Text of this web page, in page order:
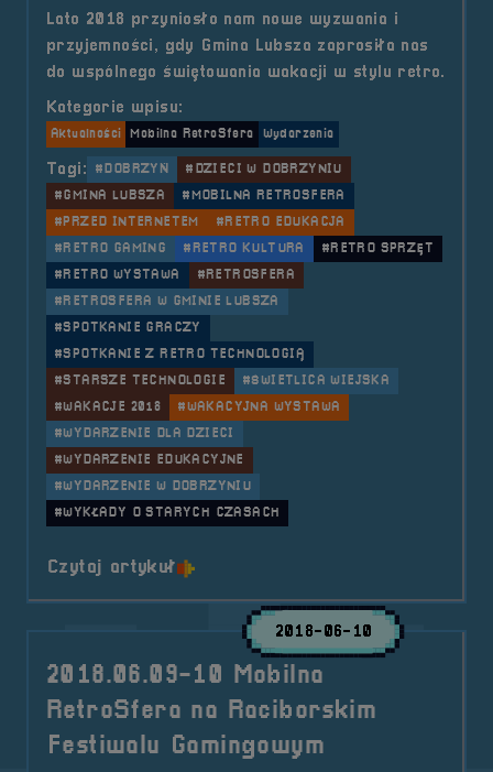
Lato 2018 przyniosło nam nowe wyzwania i
przyjemności, gdy Gmina Lubsza zaprosiła nas
do wspólnego świętowania wakacji w stylu retro.
Kategorie wpisu:
Aktualności Mobilna RetroSfera Wydarzenia
Tagi: #DOBRZYŃ
#DZIECI W DOBRZYNIU
#GMINA LUBSZA
#MOBILNA RETROSFERA
#PRZED INTERNETEM
#RETRO EDUKACJA
#RETRO GAMING
#RETRO KULTURA
#RETRO SPRZĘT
#RETRO WYSTAWA
#RETROSFERA
#RETROSFERA W GMINIE LUBSZA
#SPOTKANIE GRACZY
#SPOTKANIE Z RETRO TECHNOLOGIĄ
#STARSZE TECHNOLOGIE
#ŚWIETLICA WIEJSKA
#WAKACJE 2018
#WAKACYJNA WYSTAWA
#WYDARZENIE DLA DZIECI
#WYDARZENIE EDUKACYJNE
#WYDARZENIE W DOBRZYNIU
#WYKŁADY O STARYCH CZASACH
Czytaj artykuło tytule 2018.07.16 Mobilna
2018-06-10
2018.06.09-10 Mobilna
RetroSfera na Raciborskim
Festiwalu Gamingowym